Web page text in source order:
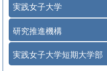
実践女子大学
研究推進機構
実践女子大学短期大学部